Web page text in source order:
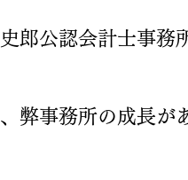
郎公認会計士事務
弊事務所の成長が